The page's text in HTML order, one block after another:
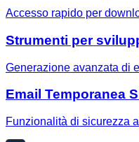
Accesso rapido per
Strumenti per
Generazione avanzata di
Email Temporanea
Funzionalità di sicurezza